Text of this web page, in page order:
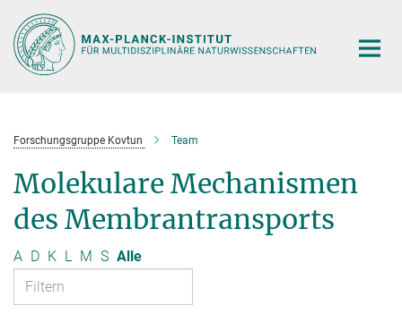
Hauptinhalt
Forschungsgruppe Kovtun Team
Molekulare Mechanismen
des Membrantransports
A D K L M S Alle